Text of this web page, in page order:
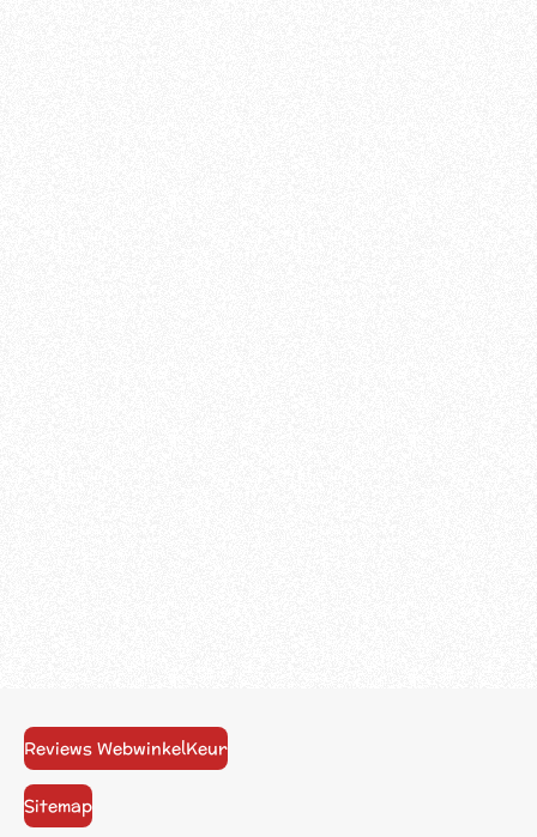
Reviews WebwinkelKeur
Sitemap